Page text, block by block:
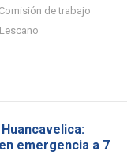
Comisión de trabajo
emergencia a 7